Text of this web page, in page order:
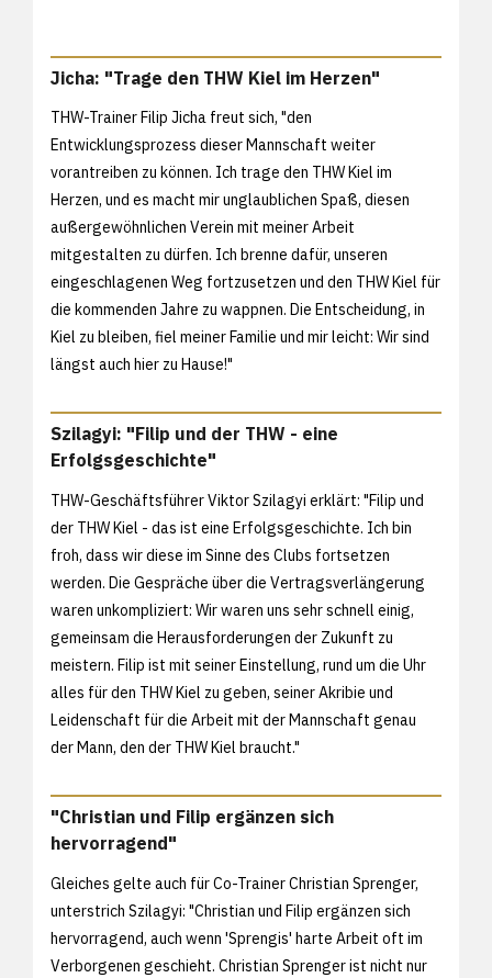
Jicha: "Trage den THW Kiel im Herzen"
THW-Trainer Filip Jicha freut sich, "den
Entwicklungsprozess dieser Mannschaft weiter
vorantreiben zu können. Ich trage den THW Kiel im
Herzen, und es macht mir unglaublichen Spaß, diesen
außergewöhnlichen Verein mit meiner Arbeit
mitgestalten zu dürfen. Ich brenne dafür, unseren
eingeschlagenen Weg fortzusetzen und den THW Kiel für
die kommenden Jahre zu wappnen. Die Entscheidung, in
Kiel zu bleiben, fiel meiner Familie und mir leicht: Wir sind
längst auch hier zu Hause!"
Szilagyi: "Filip und der THW - eine
Erfolgsgeschichte"
THW-Geschäftsführer Viktor Szilagyi erklärt: "Filip und
der THW Kiel - das ist eine Erfolgsgeschichte. Ich bin
froh, dass wir diese im Sinne des Clubs fortsetzen
werden. Die Gespräche über die Vertragsverlängerung
waren unkompliziert: Wir waren uns sehr schnell einig,
gemeinsam die Herausforderungen der Zukunft zu
meistern. Filip ist mit seiner Einstellung, rund um die Uhr
alles für den THW Kiel zu geben, seiner Akribie und
Leidenschaft für die Arbeit mit der Mannschaft genau
der Mann, den der THW Kiel braucht."
"Christian und Filip ergänzen sich
hervorragend"
Gleiches gelte auch für Co-Trainer Christian Sprenger,
unterstrich Szilagyi: "Christian und Filip ergänzen sich
hervorragend, auch wenn 'Sprengis' harte Arbeit oft im
Verborgenen geschieht. Christian Sprenger ist nicht nur